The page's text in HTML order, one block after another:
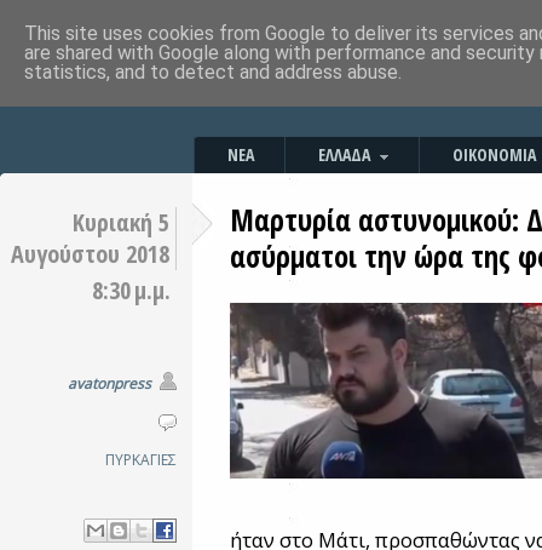
ΝΕΑ ΕΛΛΑΔΑ ΟΙΚΟΝΟΜΙΑ
Κυριακή 5
Αυγούστου 2018
8:30 μ.μ.
avatonpress
ΠΥΡΚΑΓΙΕΣ
Μαρτυρία αστυνομικού:
ασύρματοι την ώρα της
ήταν στο Μάτι, προσπαθώντας
This site uses cookies from Google to deliver its services
are shared with Google along with performance and
statistics, and to detect and address abuse.